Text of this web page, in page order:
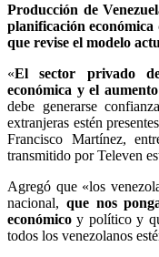
Producción de
planificación
que revise el modelo
«El sector privado
económica y el
debe generarse
extranjeras estén
Francisco Martínez,
transmitido por Televen
Agregó que «los
nacional, que nos
económico y político y
todos los venezolanos